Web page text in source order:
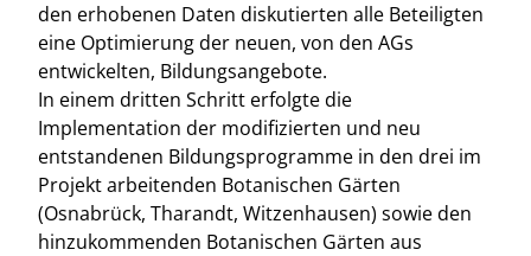
den erhobenen Daten diskutierten alle Beteiligten
eine Optimierung der neuen, von den AGs
entwickelten, Bildungsangebote.
In einem dritten Schritt erfolgte die
Implementation der modifizierten und neu
entstandenen Bildungsprogramme in den drei im
Projekt arbeitenden Botanischen Gärten
(Osnabrück, Tharandt, Witzenhausen) sowie den
hinzukommenden Botanischen Gärten aus